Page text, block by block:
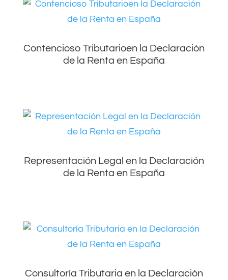
Contencioso Tributarioen la Declaración
de la Renta en España
Representación Legal en la Declaración
de la Renta en España
Consultoría Tributaria en la Declaración